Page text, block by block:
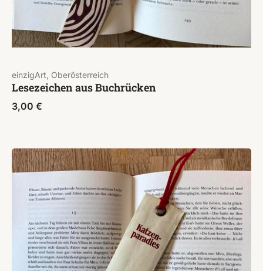
einzigArt, Oberösterreich
Lesezeichen aus Buchrücken
3,00 €